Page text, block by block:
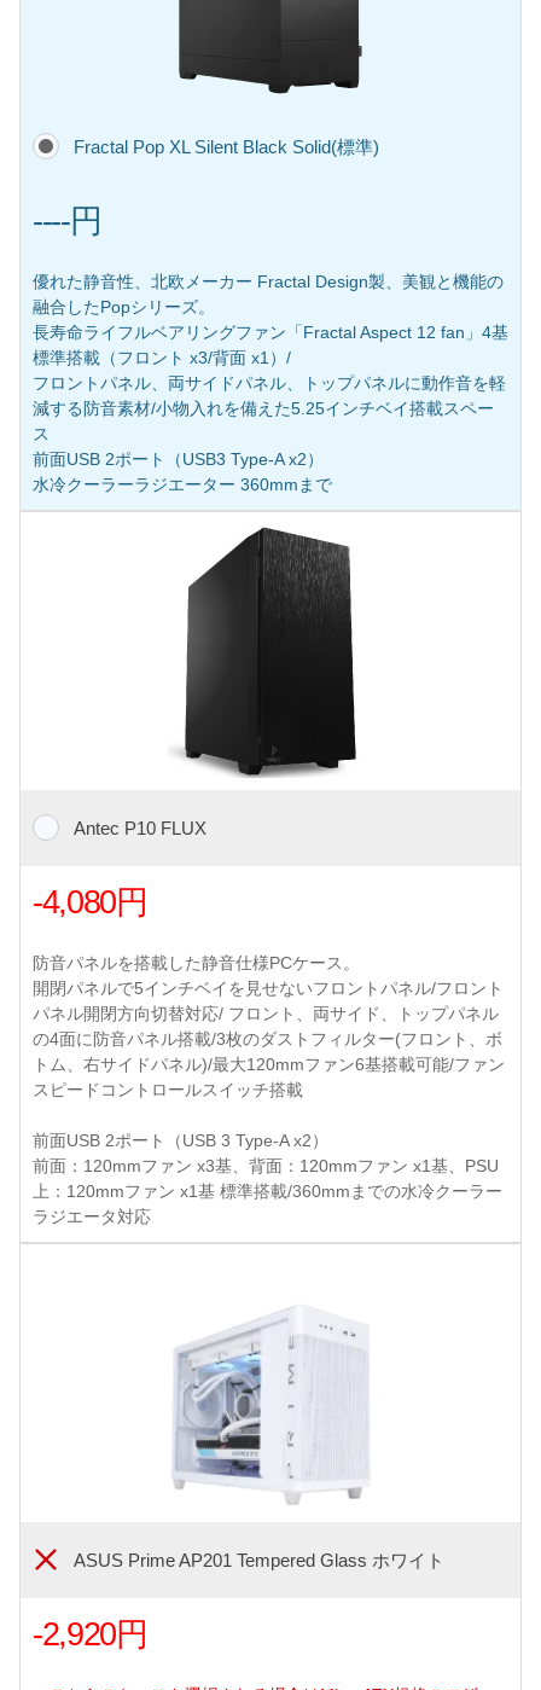
Fractal Pop XL Silent Black Solid(標準)
----円
優れた静音性、北欧メーカー Fractal Design製、美観と機能の
融合したPopシリーズ。
長寿命ライフルベアリングファン「Fractal Aspect 12 fan」4基
標準搭載（フロント x3/背面 x1）/
フロントパネル、両サイドパネル、トップパネルに動作音を軽
減する防音素材/小物入れを備えた5.25インチベイ搭載スペー
ス
前面USB 2ポート（USB3 Type-A x2）
水冷クーラーラジエーター 360mmまで
Antec P10 FLUX
-4,080円
防音パネルを搭載した静音仕様PCケース。
開閉パネルで5インチベイを見せないフロントパネル/フロント
パネル開閉方向切替対応/ フロント、両サイド、トップパネル
の4面に防音パネル搭載/3枚のダストフィルター(フロント、ボ
トム、右サイドパネル)/最大120mmファン6基搭載可能/ファン
スピードコントロールスイッチ搭載
前面USB 2ポート（USB 3 Type-A x2）
前面：120mmファン x3基、背面：120mmファン x1基、PSU
上：120mmファン x1基 標準搭載/360mmまでの水冷クーラー
ラジエータ対応
ASUS Prime AP201 Tempered Glass ホワイト
-2,920円